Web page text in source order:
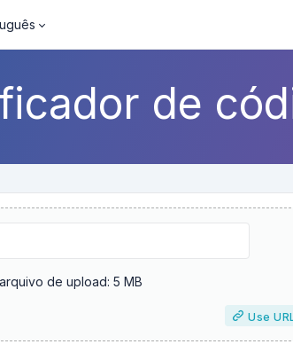
de
de upload: 5 MB
Use